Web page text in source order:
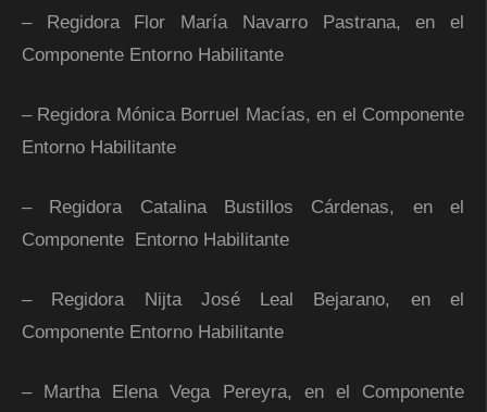
– Regidora Flor María Navarro Pastrana, en el
Componente Entorno Habilitante
– Regidora Mónica Borruel Macías, en el Componente
Entorno Habilitante
– Regidora Catalina Bustillos Cárdenas, en el
Componente Entorno Habilitante
– Regidora Nijta José Leal Bejarano, en el
Componente Entorno Habilitante
– Martha Elena Vega Pereyra, en el Componente